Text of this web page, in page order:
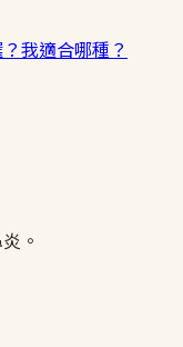
我適合哪種？
。